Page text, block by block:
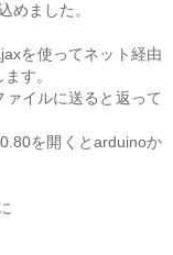
めました。
を使ってネット経由
す。
イルに送ると返って
を開くとarduinoか